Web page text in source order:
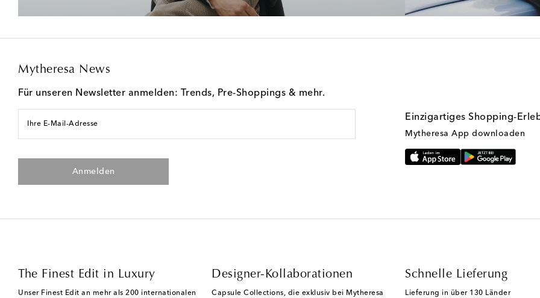
Mytheresa News
Für unseren Newsletter anmelden: Trends, Pre-Shoppings & mehr.
Ihre E-Mail-Adresse
Anmelden
Einzigartiges Shopping-
Mytheresa App downloaden
The Finest Edit in Luxury
Unser Finest Edit an mehr als 200 internationalen
Designer-Kollaborationen
Capsule Collections, die exklusiv bei Mytheresa
Schnelle Lieferung
Lieferung in über 130 Länder